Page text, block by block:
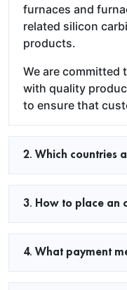
furnaces and
related silicon
products.
We are committed
with quality
to ensure that
2. Which countries
3. How to place an
4. What payment